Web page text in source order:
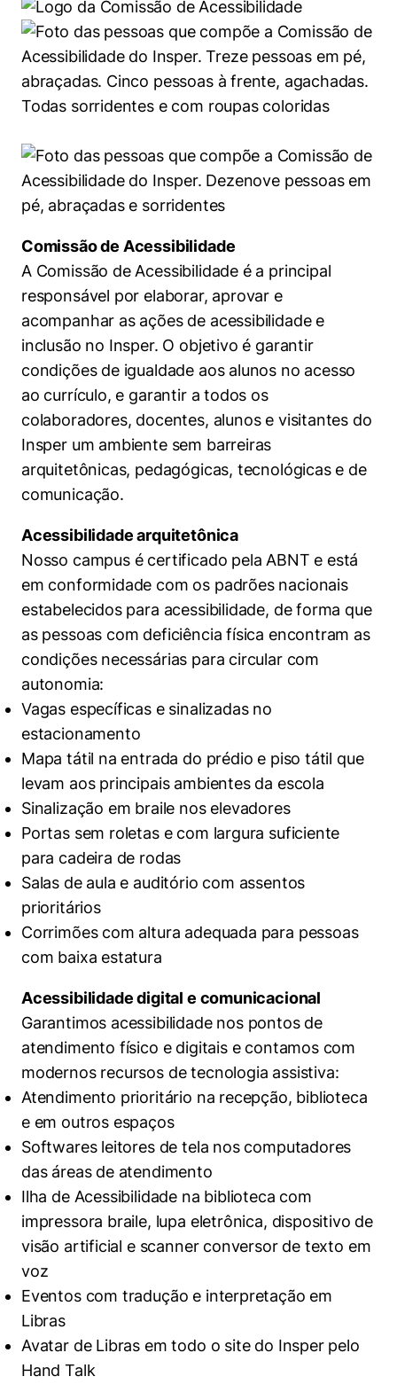
Comissão de Acessibilidade
A Comissão de Acessibilidade é a principal
responsável por elaborar, aprovar e
acompanhar as ações de acessibilidade e
inclusão no Insper. O objetivo é garantir
condições de igualdade aos alunos no acesso
ao currículo, e garantir a todos os
colaboradores, docentes, alunos e visitantes do
Insper um ambiente sem barreiras
arquitetônicas, pedagógicas, tecnológicas e de
comunicação.
Acessibilidade arquitetônica
Nosso campus é certificado pela ABNT e está
em conformidade com os padrões nacionais
estabelecidos para acessibilidade, de forma que
as pessoas com deficiência física encontram as
condições necessárias para circular com
autonomia:
Vagas específicas e sinalizadas no
estacionamento
Mapa tátil na entrada do prédio e piso tátil que
levam aos principais ambientes da escola
Sinalização em braile nos elevadores
Portas sem roletas e com largura suficiente
para cadeira de rodas
Salas de aula e auditório com assentos
prioritários
Corrimões com altura adequada para pessoas
com baixa estatura
Acessibilidade digital e comunicacional
Garantimos acessibilidade nos pontos de
atendimento físico e digitais e contamos com
modernos recursos de tecnologia assistiva:
Atendimento prioritário na recepção, biblioteca
e em outros espaços
Softwares leitores de tela nos computadores
das áreas de atendimento
Ilha de Acessibilidade na biblioteca com
impressora braile, lupa eletrônica, dispositivo de
visão artificial e scanner conversor de texto em
voz
Eventos com tradução e interpretação em
Libras
Avatar de Libras em todo o site do Insper pelo
Hand Talk